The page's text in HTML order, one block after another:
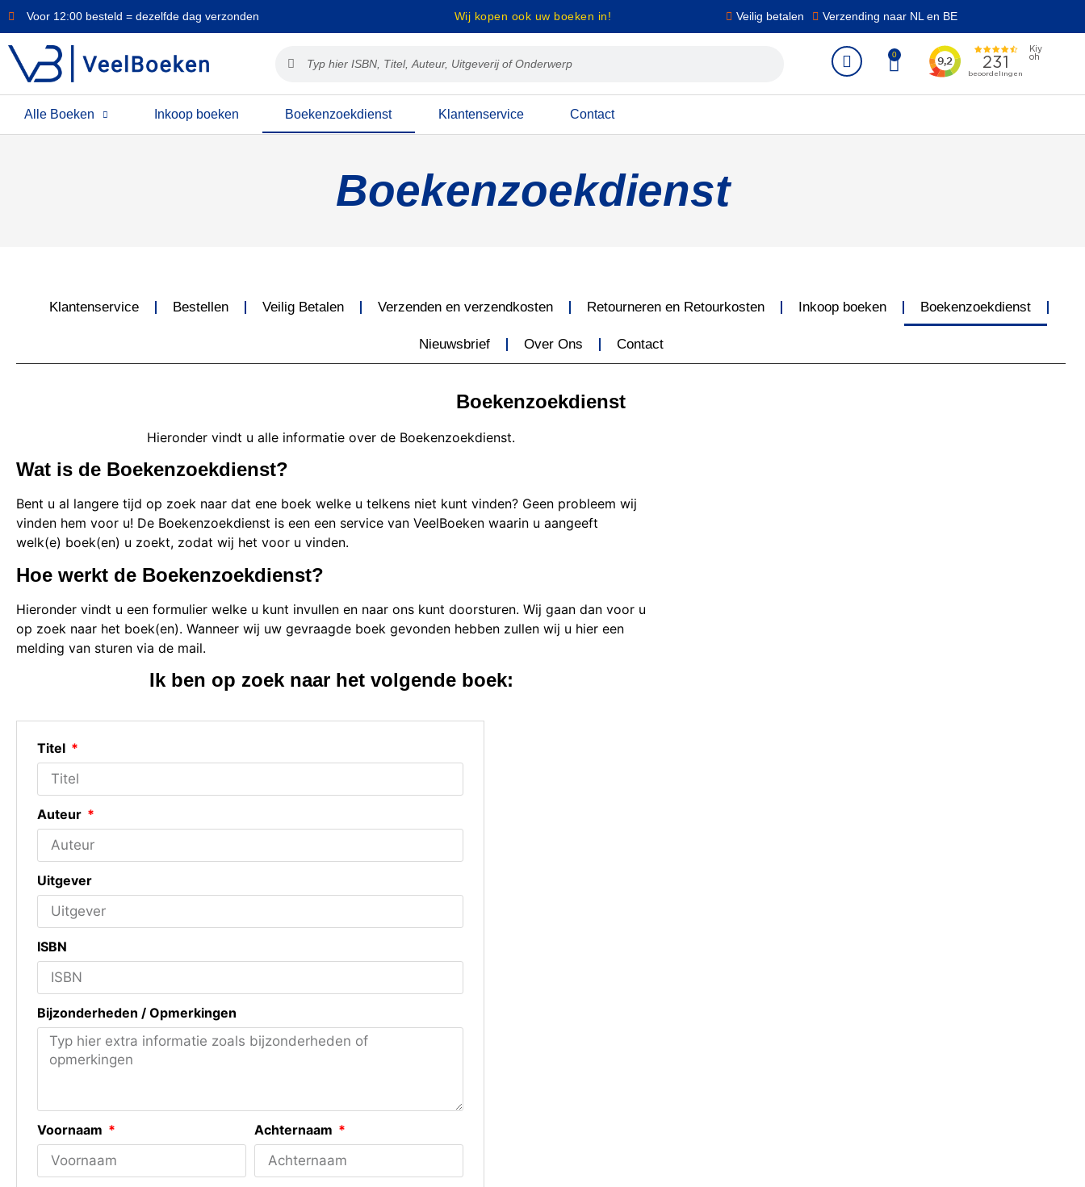
Voor 12:00 besteld = dezelfde dag verzonden Wij kopen ook uw boeken in! Veilig betalen Verzending naar NL en BE
0
Alle Boeken Inkoop boeken Boekenzoekdienst Klantenservice Contact
Boekenzoekdienst
Klantenservice Bestellen Veilig Betalen Verzenden en verzendkosten Retourneren en Retourkosten Inkoop boeken Boekenzoekdienst
Nieuwsbrief Over Ons Contact
Boekenzoekdienst
Hieronder vindt u alle informatie over de Boekenzoekdienst.
Wat is de Boekenzoekdienst?
Bent u al langere tijd op zoek naar dat ene boek welke u telkens niet kunt vinden? Geen probleem wij
vinden hem voor u! De Boekenzoekdienst is een een service van VeelBoeken waarin u aangeeft
welk(e) boek(en) u zoekt, zodat wij het voor u vinden.
Hoe werkt de Boekenzoekdienst?
Hieronder vindt u een formulier welke u kunt invullen en naar ons kunt doorsturen. Wij gaan dan voor u
op zoek naar het boek(en). Wanneer wij uw gevraagde boek gevonden hebben zullen wij u hier een
melding van sturen via de mail.
Ik ben op zoek naar het volgende boek:
Titel
Auteur
Uitgever
ISBN
Bijzonderheden / Opmerkingen
Voornaam Achternaam